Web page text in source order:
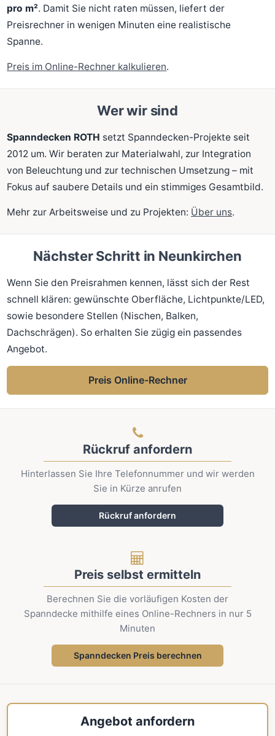
pro m². Damit Sie nicht raten müssen, liefert der
Preisrechner in wenigen Minuten eine realistische
Spanne.
Preis im Online-Rechner kalkulieren.
Wer wir sind
Spanndecken ROTH setzt Spanndecken-Projekte seit
2012 um. Wir beraten zur Materialwahl, zur Integration
von Beleuchtung und zur technischen Umsetzung – mit
Fokus auf saubere Details und ein stimmiges Gesamtbild.
Mehr zur Arbeitsweise und zu Projekten: Über uns.
Nächster Schritt in Neunkirchen
Wenn Sie den Preisrahmen kennen, lässt sich der Rest
schnell klären: gewünschte Oberfläche, Lichtpunkte/LED,
sowie besondere Stellen (Nischen, Balken,
Dachschrägen). So erhalten Sie zügig ein passendes
Angebot.
Preis Online-Rechner
Rückruf anfordern
Hinterlassen Sie Ihre Telefonnummer und wir werden
Sie in Kürze anrufen
Rückruf anfordern
Preis selbst ermitteln
Berechnen Sie die vorläufigen Kosten der
Spanndecke mithilfe eines Online-Rechners in nur 5
Minuten
Spanndecken Preis berechnen
Angebot anfordern